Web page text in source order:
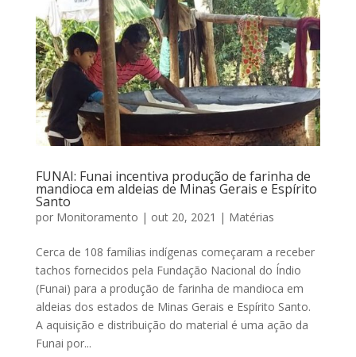
FUNAI: Funai incentiva produção de farinha de
mandioca em aldeias de Minas Gerais e Espírito
Santo
por Monitoramento | out 20, 2021 | Matérias
Cerca de 108 famílias indígenas começaram a receber
tachos fornecidos pela Fundação Nacional do Índio
(Funai) para a produção de farinha de mandioca em
aldeias dos estados de Minas Gerais e Espírito Santo.
A aquisição e distribuição do material é uma ação da
Funai por...